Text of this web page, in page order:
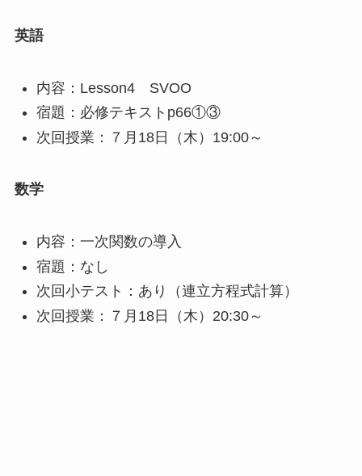
英語
内容：Lesson4 SVOO
宿題：必修テキストp66①③
次回授業：７月18日（木）19:00～
数学
内容：一次関数の導入
宿題：なし
次回小テスト：あり（連立方程式計算）
次回授業：７月18日（木）20:30～